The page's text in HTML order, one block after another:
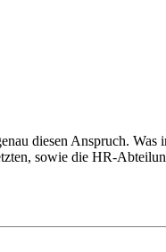
diesen Anspruch.
sowie die HR-